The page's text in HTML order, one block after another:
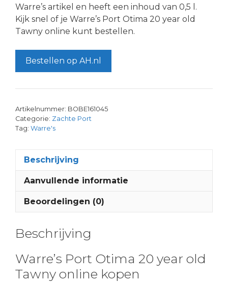
Warre’s artikel en heeft een inhoud van 0,5 l.
Kijk snel of je Warre’s Port Otima 20 year old
Tawny online kunt bestellen.
Bestellen op AH.nl
Artikelnummer: BOBE161045
Categorie: Zachte Port
Tag: Warre's
Beschrijving
Aanvullende informatie
Beoordelingen (0)
Beschrijving
Warre’s Port Otima 20 year old
Tawny online kopen